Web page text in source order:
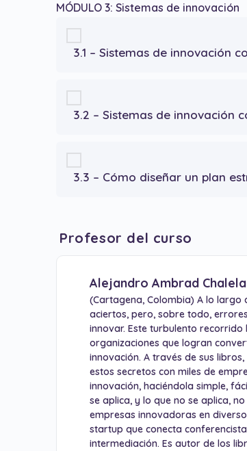
MÓDULO 3: Sistemas de innovación
3.1 – Sistemas de innovación
3.2 – Sistemas de innovación
3.3 – Cómo diseñar un plan
Profesor del curso
Alejandro Ambrad Chalela
(Cartagena, Colombia) A lo
aciertos, pero, sobre todo,
innovar. Este turbulento
organizaciones que logran
innovación. A través de sus
estos secretos con miles de
innovación, haciéndola simple,
se aplica, y lo que no se aplica,
empresas innovadoras en
startup que conecta
intermediación. Es autor de los